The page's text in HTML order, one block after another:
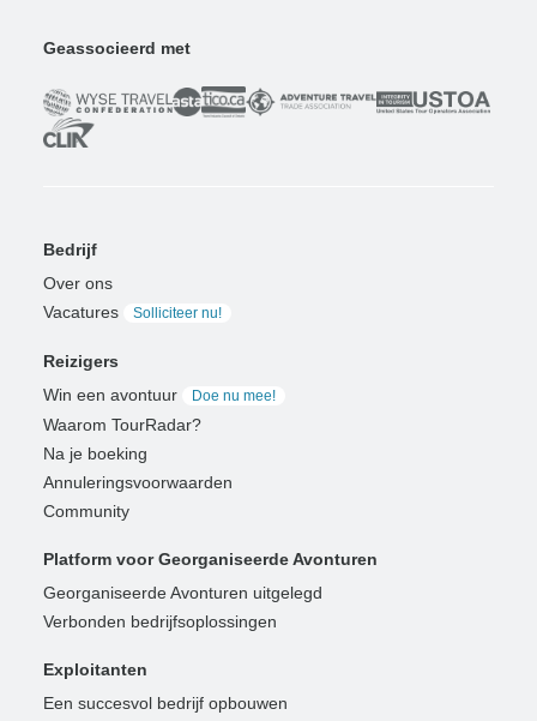
Geassocieerd met
Bedrijf
Over ons
Vacatures
Solliciteer nu!
Reizigers
Win een avontuur
Doe nu mee!
Waarom TourRadar?
Na je boeking
Annuleringsvoorwaarden
Community
Platform voor Georganiseerde Avonturen
Georganiseerde Avonturen uitgelegd
Verbonden bedrijfsoplossingen
Exploitanten
Een succesvol bedrijf opbouwen